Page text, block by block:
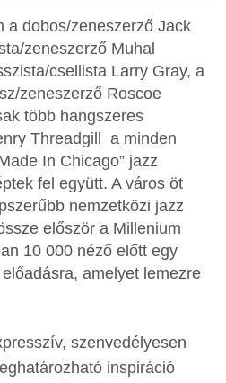
a dobos/zeneszerző Jack
zeneszerző Muhal
csellista Larry Gray, a
zeneszerző Roscoe
több hangszeres
Threadgill a minden
In Chicago” jazz
fel együtt. A város öt
nemzetközi jazz
először a Millenium
10 000 néző előtt egy
amelyet lemezre
szenvedélyesen
inspiráció